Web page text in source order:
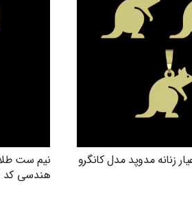
ست طلا 18 عیار زنانه مدوپد مدل کانگرو
هندسی کد NA15228